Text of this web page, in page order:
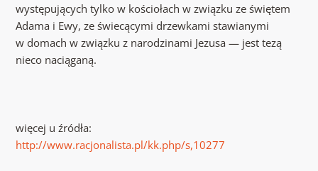
występujących tylko w kościołach w związku ze świętem
Adama i Ewy, ze świecącymi drzewkami stawianymi
w domach w związku z narodzinami Jezusa — jest tezą
nieco naciąganą.
więcej u źródła:
http://www.racjonalista.pl/kk.php/s,10277